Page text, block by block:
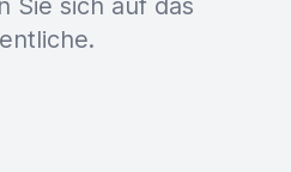
Sie sich auf das